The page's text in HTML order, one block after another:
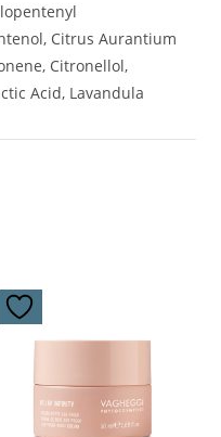
Citrus Aurantium
Citronellol,
Acid, Lavandula